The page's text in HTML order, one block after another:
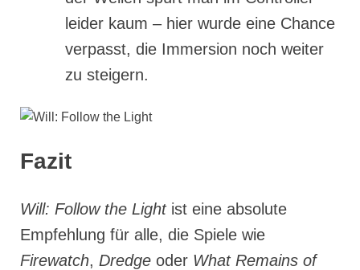
leider kaum – hier wurde eine Chance
verpasst, die Immersion noch weiter
zu steigern.
Fazit
Will: Follow the Lightist eine absolute
Empfehlung für alle, die Spiele wie
Firewatch, Dredge oder What Remains of